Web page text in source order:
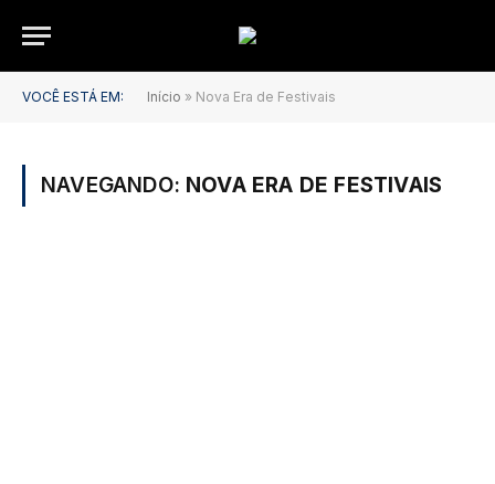
VOCÊ ESTÁ EM: Início » Nova Era de Festivais
NAVEGANDO: NOVA ERA DE FESTIVAIS